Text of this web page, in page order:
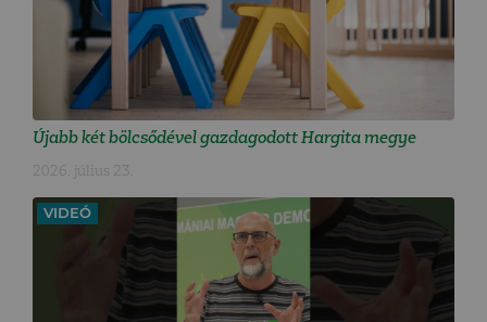
Újabb két bölcsődével gazdagodott Hargita megye
2026. július 23.
VIDEÓ